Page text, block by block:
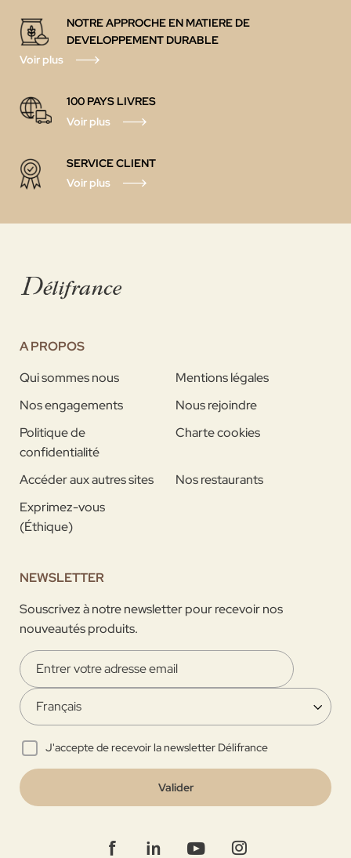
NOTRE APPROCHE EN MATIERE DE
DEVELOPPEMENT DURABLE
Voir plus
100 PAYS LIVRES
Voir plus
SERVICE CLIENT
Voir plus
A PROPOS
Qui sommes nous
Mentions légales
Nos engagements
Nous rejoindre
Politique de
confidentialité
Charte cookies
Accéder aux autres sites
Nos restaurants
Exprimez-vous
(Éthique)
NEWSLETTER
Souscrivez à notre newsletter pour recevoir nos
nouveautés produits.
J'accepte de recevoir la newsletter Délifrance
Valider